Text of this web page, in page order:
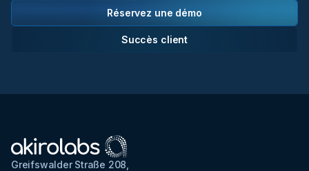
Réservez une démo
Succès client
Greifswalder Straße 208,